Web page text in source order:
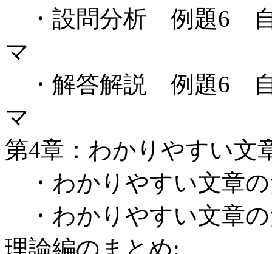
・設問分析 例題6
マ
・解答解説 例題6
マ
第4章：わかりやすい文
・わかりやすい文章
・わかりやすい文章
理論編のまとめ: